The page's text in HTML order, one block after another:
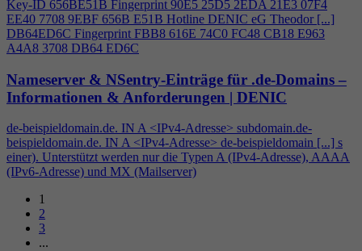
Key-ID 656BE51B Fingerprint 90E5 25D5 2EDA 21E3 07F4
EE40 7708 9EBF 656B E51B Hotline DENIC eG Theodor [...]
DB64ED6C Fingerprint FBB8 616E 74C0 FC48 CB18 E963
A4A8 3708 DB64 ED6C
Nameserver & NSentry-Einträge für .de-Domains –
Informationen & Anforderungen | DENIC
de-beispieldomain.de. IN A <IPv4-Adresse> subdomain.de-
beispieldomain.de. IN A <IPv4-Adresse> de-beispieldomain [...] s
einer). Unterstützt werden nur die Typen A (IPv4-Adresse), AAAA
(IPv6-Adresse) und MX (Mailserver)
1
2
3
...